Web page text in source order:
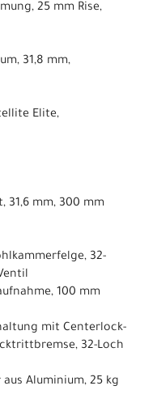
25 mm Rise,
31,8 mm,
Elite,
31,6 mm, 300 mm
32-
100 mm
mit Centerlock-
32-Loch
Aluminium, 25 kg